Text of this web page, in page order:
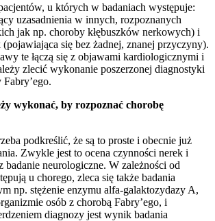
u których w badaniach występuje:
uzasadnienia w innych, rozpoznanych
jak np. choroby kłębuszków nerkowych) i
się bez żadnej, znanej przyczyny).
te łączą się z objawami kardiologicznymi i
zlecić wykonanie poszerzonej diagnostyki
wykonać, by rozpoznać chorobę
podkreślić, że są to proste i obecnie już
Zwykle jest to ocena czynności nerek i
badanie neurologiczne. W zależności od
u chorego, zleca się także badania
np. stężenie enzymu alfa-galaktozydazy A,
osób z chorobą Fabry’ego, i
diagnozy jest wynik badania